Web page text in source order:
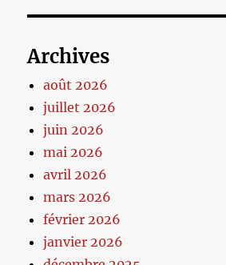
Archives
août 2026
juillet 2026
juin 2026
mai 2026
avril 2026
mars 2026
février 2026
janvier 2026